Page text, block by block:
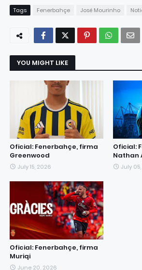
Tags Fenerbahçe José Mourinho
YOU MIGHT LIKE
Oficial: Fenerbahçe, firma
Greenwood
July 15, 2026
Oficial:
Nathan
July
Oficial: Fenerbahçe, firma
Muriqi
June 20, 2026